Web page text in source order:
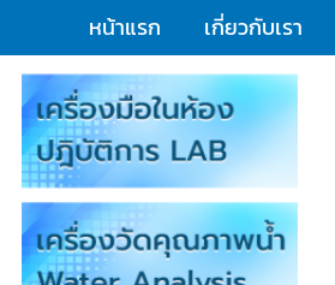
หน้าแรก เกี่ยวกับเรา